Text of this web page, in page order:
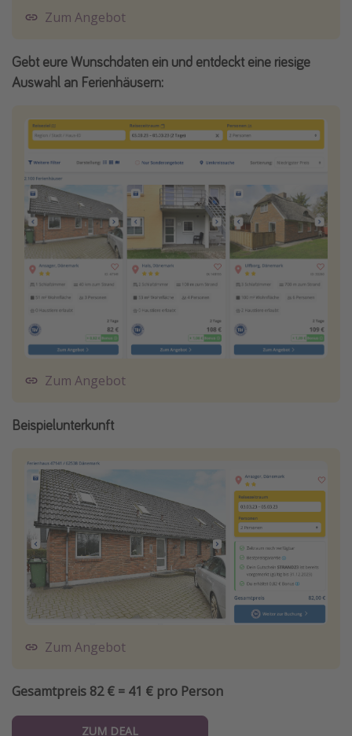
Zum Angebot
Gebt eure Wunschdaten ein und entdeckt eine riesige
Auswahl an Ferienhäusern:
Zum Angebot
Beispielunterkunft
Zum Angebot
Gesamtpreis 82 € = 41 € pro Person
ZUM DEAL